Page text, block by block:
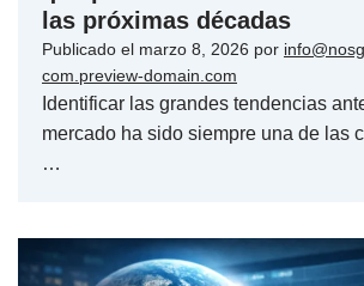
las próximas décadas
Publicado el marzo 8, 2026 por
com.preview-domain.com
Identificar las grandes tendencias
mercado ha sido siempre una de las
…